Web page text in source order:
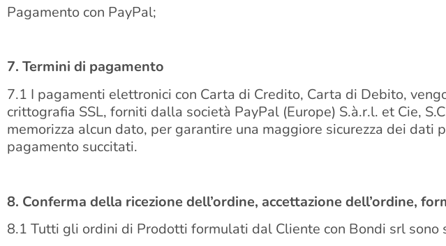
Pagamento con PayPal;
7. Termini di pagamento
7.1 I pagamenti elettronici con Carta di Credito, Carta di Debito,
crittografia SSL, forniti dalla società PayPal (Europe) S.à.r.l. et Cie,
memorizza alcun dato, per garantire una maggiore sicurezza dei
pagamento succitati.
8. Conferma della ricezione dell’ordine, accettazione dell’ordine,
8.1 Tutti gli ordini di Prodotti formulati dal Cliente con Bondi srl